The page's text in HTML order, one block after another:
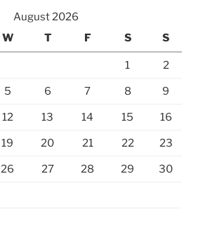
August 2026
W T F S S
1 2
5 6 7 8 9
12 13 14 15 16
19 20 21 22 23
26 27 28 29 30